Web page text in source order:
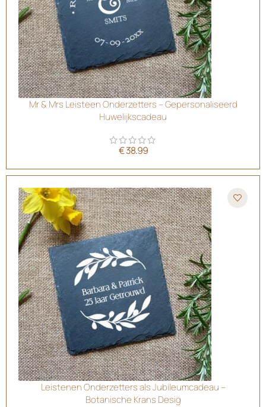
Mr & Mrs Leisteen Onderzetters – Gepersonaliseerd
Huwelijkscadeau
€38.99
Leistenen Onderzetters als Jubileumcadeau –
Botanische Krans Desig